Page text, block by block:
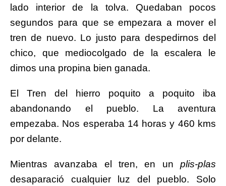
lado interior de la tolva. Quedaban pocos
segundos para que se empezara a mover el
tren de nuevo. Lo justo para despedirnos del
chico, que mediocolgado de la escalera le
dimos una propina bien ganada.
El Tren del hierro poquito a poquito iba
abandonando el pueblo. La aventura
empezaba. Nos esperaba 14 horas y 460 kms
por delante.
Mientras avanzaba el tren, en un plis-plas
desaparació cualquier luz del pueblo. Solo